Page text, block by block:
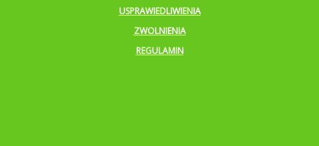
USPRAWIEDLIWIENIA
ZWOLNIENIA
REGULAMIN